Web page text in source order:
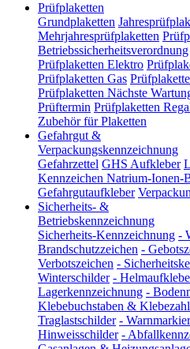
Prüfplaketten
Grundplaketten
Mehrjahresprüfplaketten
Betriebssicherheitsverordnung
Prüfplaketten Elektro
Prüfplaketten Gas
Prüfplaketten Nächste
Prüftermin Prüfplaketten
Zubehör für Plaketten
Gefahrgut &
Verpackungskennzeichnung
Gefahrzettel GHS Aufkleber
Kennzeichen Natrium-Ionen-
Gefahrgutaufkleber
Sicherheits- &
Betriebskennzeichnung
Sicherheits-Kennzeichnung -
Brandschutzzeichen -
Verbotszeichen -
Winterschilder -
Lagerkennzeichnung -
Klebebuchstaben &
Traglastschilder -
Hinweisschilder -